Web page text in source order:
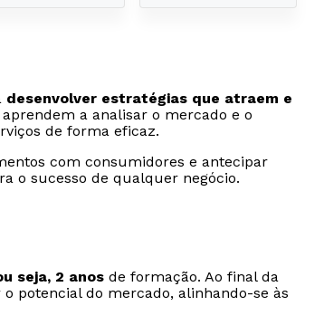
desenvolver estratégias que atraem e
a analisar o mercado e o
de forma eficaz.
com consumidores e antecipar
o sucesso de qualquer negócio.
seja, 2 anos de formação. Ao final da
potencial do mercado, alinhando-se às